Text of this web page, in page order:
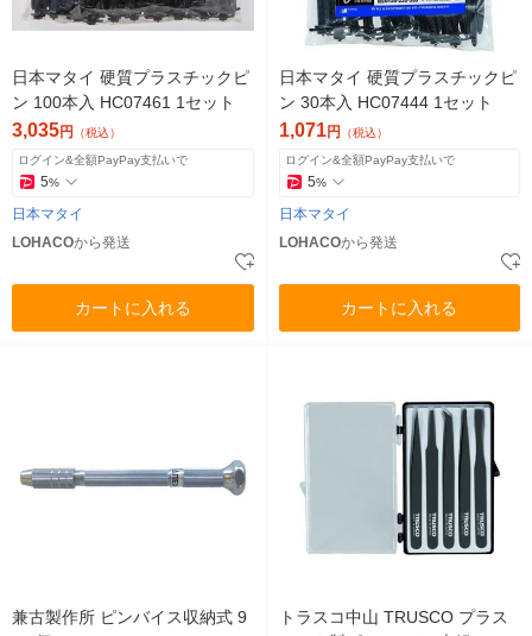
日本マタイ 硬質プラスチックピ
ン 100本入 HC07461 1セット
3,035円 （税込）
ログイン&全額PayPay支払いで
5%
日本マタイ
LOHACOから発送
カートに入れる
日本マタイ 硬質プラスチックピ
ン 30本入 HC07444 1セット
1,071円 （税込）
ログイン&全額PayPay支払いで
5%
日本マタイ
LOHACOから発送
カートに入れる
兼古製作所 ピンバイス収納式 9
トラスコ中山 TRUSCO プラス